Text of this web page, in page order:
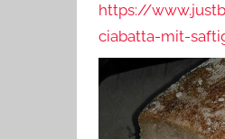
https://
ciabatta-mit-